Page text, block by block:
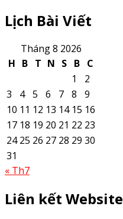
Lịch Bài Viết
Tháng 8 2026
H B T N S B C
1
2
3
4 5 6 7 8
9
10 11 12 13 14 15 16
17 18 19 20 21 22 23
24 25 26 27 28 29 30
31
« Th7
Liên kết Website